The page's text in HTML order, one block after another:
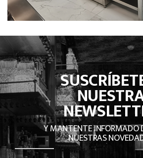
Y MANTENTE INFORMADO
NUESTRAS